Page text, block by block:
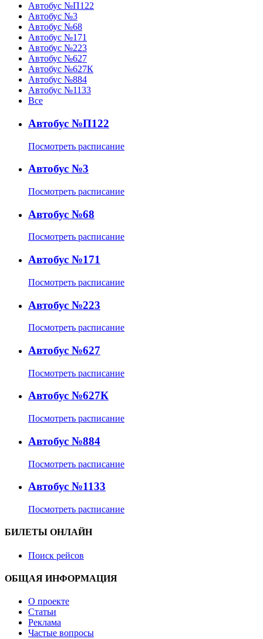
Автобус №П122
Автобус №3
Автобус №68
Автобус №171
Автобус №223
Автобус №627
Автобус №627К
Автобус №884
Автобус №1133
Все
Автобус №П122
Посмотреть расписание
Автобус №3
Посмотреть расписание
Автобус №68
Посмотреть расписание
Автобус №171
Посмотреть расписание
Автобус №223
Посмотреть расписание
Автобус №627
Посмотреть расписание
Автобус №627К
Посмотреть расписание
Автобус №884
Посмотреть расписание
Автобус №1133
Посмотреть расписание
БИЛЕТЫ ОНЛАЙН
Поиск рейсов
ОБЩАЯ ИНФОРМАЦИЯ
О проекте
Статьи
Реклама
Частые вопросы